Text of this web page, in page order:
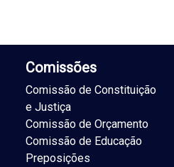
Comissões
Comissão de Constituição
e Justiça
Comissão de Orçamento
Comissão de Educação
Preposições